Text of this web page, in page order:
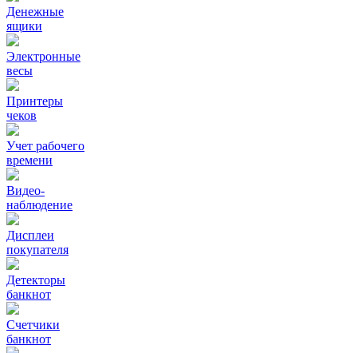
Денежные
ящики
Электронные
весы
Принтеры
чеков
Учет рабочего
времени
Видео‑
наблюдение
Дисплеи
покупателя
Детекторы
банкнот
Счетчики
банкнот